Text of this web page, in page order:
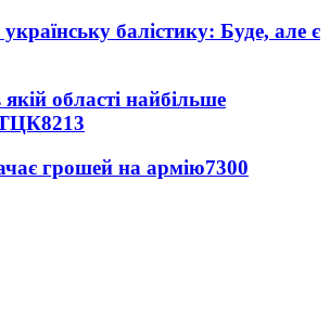
балістику: Буде, але є
області найбільше
ТЦК8213
грошей на армію7300